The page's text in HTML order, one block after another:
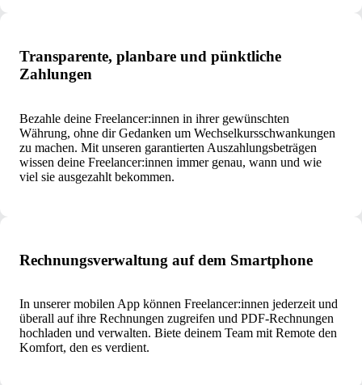
Transparente, planbare und pünktliche
Zahlungen
Bezahle deine Freelancer:innen in ihrer gewünschten
Währung, ohne dir Gedanken um Wechselkursschwankungen
zu machen. Mit unseren garantierten Auszahlungsbeträgen
wissen deine Freelancer:innen immer genau, wann und wie
viel sie ausgezahlt bekommen.
Rechnungsverwaltung auf dem Smartphone
In unserer mobilen App können Freelancer:innen jederzeit und
überall auf ihre Rechnungen zugreifen und PDF-Rechnungen
hochladen und verwalten. Biete deinem Team mit Remote den
Komfort, den es verdient.